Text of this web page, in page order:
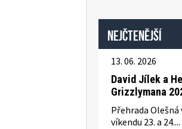
Nejčtenější
13. 06. 2026
David Jílek a
Grizzlymana
Přehrada
víkendu 23. a 24....